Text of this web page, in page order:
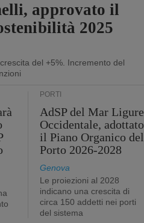
approvato il
2025
del +5%. Incremento del
PORTI
AdSP del Mar Ligure
Occidentale, adottato
il Piano Organico del
Porto 2026-2028
Genova
Le proiezioni al 2028
indicano una crescita di
circa 150 addetti nei porti
del sistema